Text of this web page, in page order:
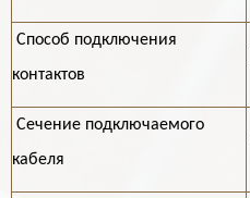
Способ подключения
контактов
Cечение подключаемого
кабеля